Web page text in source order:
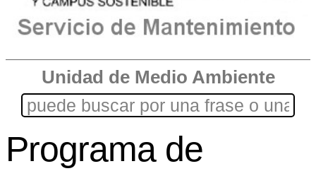
Unidad de Medio Ambiente
Programa de